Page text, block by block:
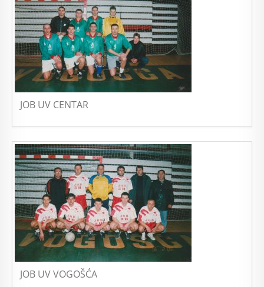
JOB UV CENTAR
JOB UV VOGOŠĆA